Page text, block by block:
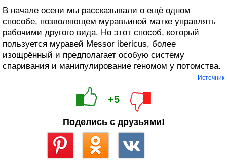
В начале осени мы рассказывали о ещё одном
способе, позволяющем муравьиной матке управлять
рабочими другого вида. Но этот способ, который
пользуется муравей Messor ibericus, более
изощрённый и предполагает особую систему
спаривания и манипулирование геномом у потомства.
Источник
+5
Поделись с друзьями!